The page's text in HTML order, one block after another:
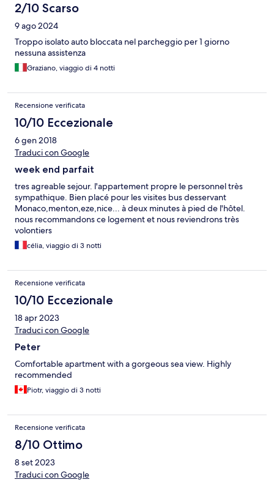
2/10 Scarso
9 ago 2024
Troppo isolato auto bloccata nel parcheggio per 1 giorno
nessuna assistenza
Graziano, viaggio di 4 notti
Recensione verificata
10/10 Eccezionale
6 gen 2018
Traduci con Google
week end parfait
tres agreable sejour. l'appartement propre le personnel très
sympathique. Bien placé pour les visites bus desservant
Monaco,menton,eze,nice... à deux minutes à pied de l'hôtel.
nous recommandons ce logement et nous reviendrons très
volontiers
célia, viaggio di 3 notti
Recensione verificata
10/10 Eccezionale
18 apr 2023
Traduci con Google
Peter
Comfortable apartment with a gorgeous sea view. Highly
recommended
Piotr, viaggio di 3 notti
Recensione verificata
8/10 Ottimo
8 set 2023
Traduci con Google